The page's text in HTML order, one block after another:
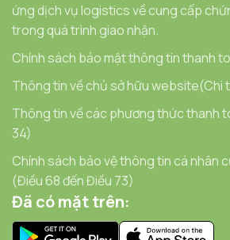
ứng dịch vụ logistics về cung cấp
trong quá trình giao nhận.
Chính sách bảo mật thông tin thanh
Thông tin về chủ sở hữu website(Chi
Thông tin về các phương thức thanh
34)
Chính sách bảo vệ thông tin cá nhân
(Điều 68 đến Điều 73)
Đã có mặt trên: